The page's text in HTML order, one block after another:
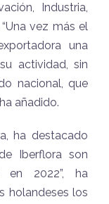
Industria,
vez más el
una
actividad, sin
nacional, que
añadido.
ha destacado
Iberflora son
en 2022”, ha
holandeses los